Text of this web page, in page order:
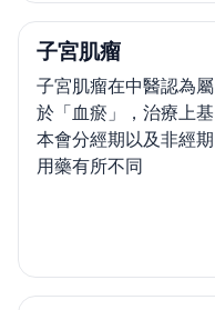
子宮肌瘤
子宮肌瘤在中醫認為屬
於「血瘀」，治療上基
本會分經期以及非經期
用藥有所不同